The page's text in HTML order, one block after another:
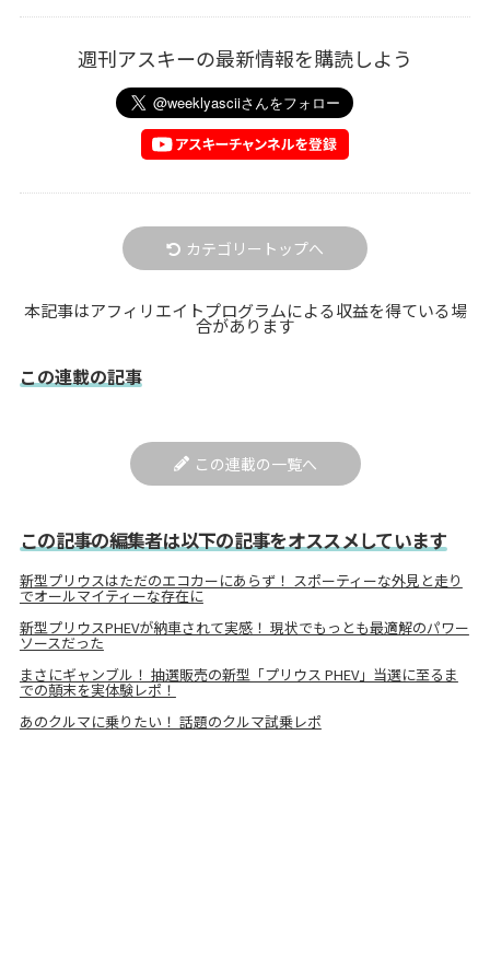
週刊アスキーの最新情報を購読しよう
カテゴリートップへ
本記事はアフィリエイトプログラムによる収益を得ている場
合があります
この連載の記事
この連載の一覧へ
この記事の編集者は以下の記事をオススメしています
新型プリウスはただのエコカーにあらず！ スポーティーな外見と走り
でオールマイティーな存在に
新型プリウスPHEVが納車されて実感！ 現状でもっとも最適解のパワー
ソースだった
まさにギャンブル！ 抽選販売の新型「プリウス PHEV」当選に至るま
での顛末を実体験レポ！
あのクルマに乗りたい！ 話題のクルマ試乗レポ